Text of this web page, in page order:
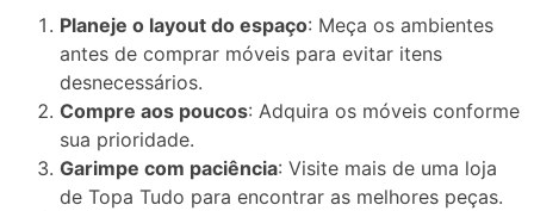
Planeje o layout do espaço: Meça os ambientes
antes de comprar móveis para evitar itens
desnecessários.
Compre aos poucos: Adquira os móveis conforme
sua prioridade.
Garimpe com paciência: Visite mais de uma loja
de Topa Tudo para encontrar as melhores peças.